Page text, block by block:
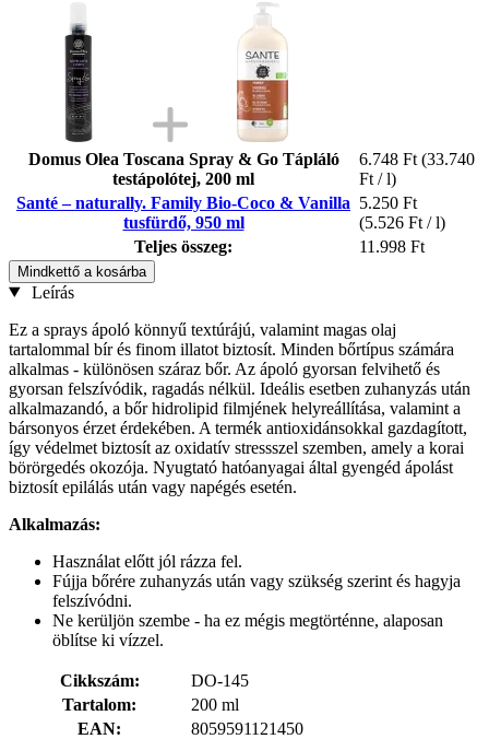
Domus Olea Toscana Spray & Go Tápláló
testápolótej, 200 ml
6.748 Ft (33.740
Ft / l)
Santé – naturally. Family Bio-Coco & Vanilla
tusfürdő, 950 ml
5.250 Ft
(5.526 Ft / l)
Teljes összeg:
11.998 Ft
Mindkettő a kosárba
Leírás
Ez a sprays ápoló könnyű textúrájú, valamint magas olaj
tartalommal bír és finom illatot biztosít. Minden bőrtípus számára
alkalmas - különösen száraz bőr. Az ápoló gyorsan felvihető és
gyorsan felszívódik, ragadás nélkül. Ideális esetben zuhanyzás után
alkalmazandó, a bőr hidrolipid filmjének helyreállítása, valamint a
bársonyos érzet érdekében. A termék antioxidánsokkal gazdagított,
így védelmet biztosít az oxidatív stressszel szemben, amely a korai
börörgedés okozója. Nyugtató hatóanyagai által gyengéd ápolást
biztosít epilálás után vagy napégés esetén.
Alkalmazás:
Használat előtt jól rázza fel.
Fújja bőrére zuhanyzás után vagy szükség szerint és hagyja
felszívódni.
Ne kerüljön szembe - ha ez mégis megtörténne, alaposan
öblítse ki vízzel.
Cikkszám:
DO-145
Tartalom:
200 ml
EAN:
8059591121450